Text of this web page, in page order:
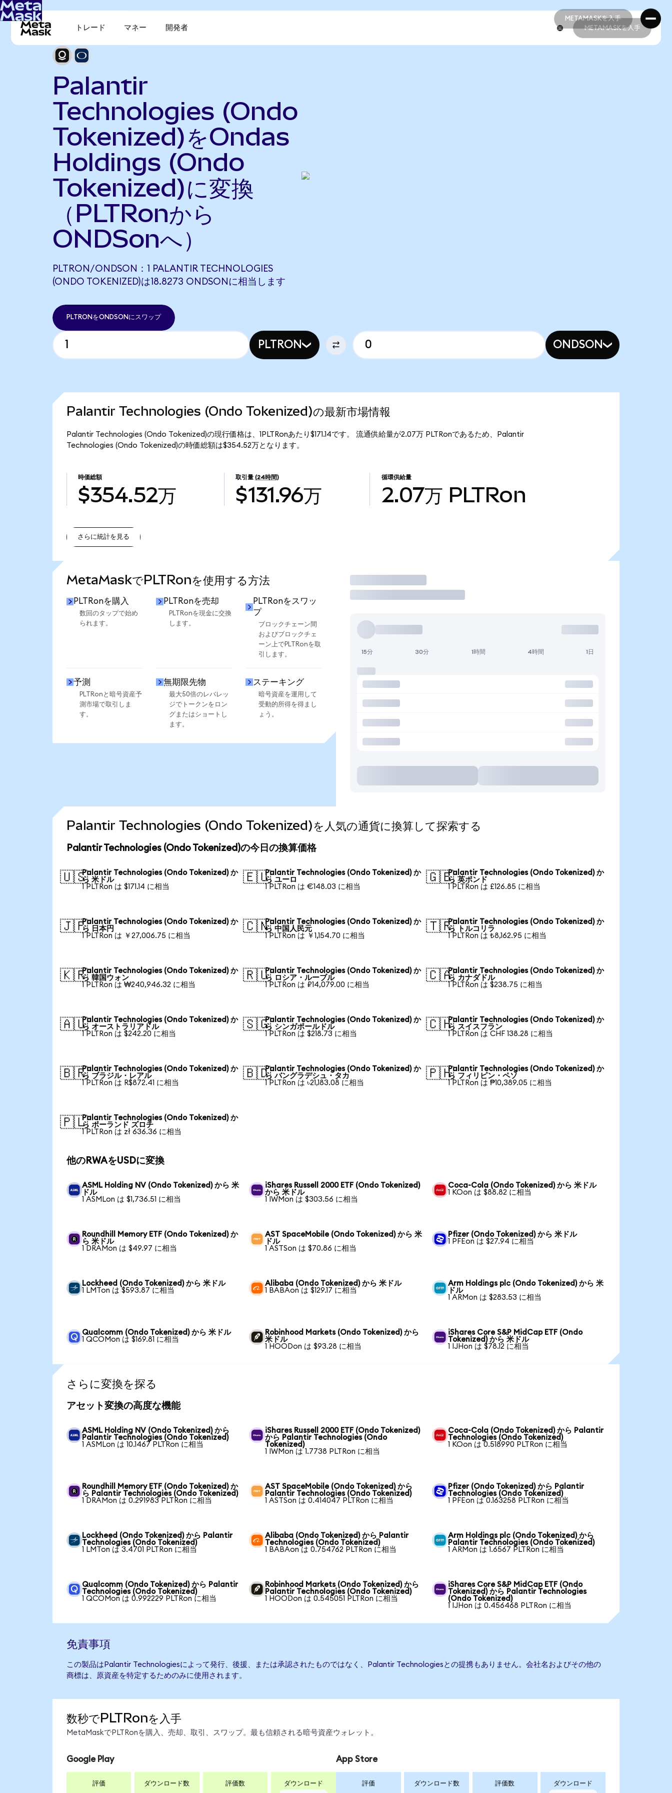
METAMASKを入手
METAMASKを入手
トレード マネー 開発者 METAMASKを入手
Palantir
Technologies (Ondo
Tokenized)をOndas
Holdings (Ondo
Tokenized)に変換
（PLTRonから
ONDSonへ）
PLTRON/ONDSON：1 PALANTIR TECHNOLOGIES
(ONDO TOKENIZED)は18.8273 ONDSONに相当します
PLTRONをONDSONにスワップ
PLTRON ONDSON
Palantir Technologies (Ondo Tokenized)の最新市場情報
Palantir Technologies (Ondo Tokenized)の現行価格は、1PLTRonあたり$171.14です。 流通供給量が2.07万 PLTRonであるため、Palantir
Technologies (Ondo Tokenized)の時価総額は$354.52万となります。
時価総額
$354.52万
取引量 (24時間)
$131.96万
循環供給量
2.07万 PLTRon
さらに統計を見る
MetaMaskでPLTRonを使用する方法
PLTRonを購入
数回のタップで始め
られます。
PLTRonを売却
PLTRonを現金に交換
します。
PLTRonをスワッ
プ
ブロックチェーン間
およびブロックチェ
ーン上でPLTRonを取
引します。
予測
PLTRonと暗号資産予
測市場で取引しま
す。
無期限先物
最大50倍のレバレッ
ジでトークンをロン
グまたはショートし
ます。
ステーキング
暗号資産を運用して
受動的所得を得まし
ょう。
取引
15分 30分 1時間 4時間 1日
Palantir Technologies (Ondo Tokenized)を人気の通貨に換算して探索する
Palantir Technologies (Ondo Tokenized)の今日の換算価格
🇺🇸Palantir Technologies (Ondo Tokenized) か
ら 米ドル
1 PLTRon は $171.14 に相当
🇪🇺Palantir Technologies (Ondo Tokenized) か
ら ユーロ
1 PLTRon は €148.03 に相当
🇬🇧Palantir Technologies (Ondo Tokenized) か
ら 英ポンド
1 PLTRon は £126.85 に相当
🇯🇵Palantir Technologies (Ondo Tokenized) か
ら 日本円
1 PLTRon は ￥27,006.75 に相当
🇨🇳Palantir Technologies (Ondo Tokenized) か
ら 中国人民元
1 PLTRon は ￥1,154.70 に相当
🇹🇷Palantir Technologies (Ondo Tokenized) か
ら トルコリラ
1 PLTRon は ₺8,162.95 に相当
🇰🇷Palantir Technologies (Ondo Tokenized) か
ら 韓国ウォン
1 PLTRon は ₩240,946.32 に相当
🇷🇺Palantir Technologies (Ondo Tokenized) か
ら ロシア・ルーブル
1 PLTRon は ₽14,079.00 に相当
🇨🇦Palantir Technologies (Ondo Tokenized) か
ら カナダドル
1 PLTRon は $238.75 に相当
🇦🇺Palantir Technologies (Ondo Tokenized) か
ら オーストラリアドル
1 PLTRon は $242.20 に相当
🇸🇬Palantir Technologies (Ondo Tokenized) か
ら シンガポールドル
1 PLTRon は $218.73 に相当
🇨🇭Palantir Technologies (Ondo Tokenized) か
ら スイスフラン
1 PLTRon は CHF 138.28 に相当
🇧🇷Palantir Technologies (Ondo Tokenized) か
ら ブラジル・レアル
1 PLTRon は R$872.41 に相当
🇧🇩Palantir Technologies (Ondo Tokenized) か
ら バングラデシュ・タカ
1 PLTRon は ৳21,183.08 に相当
🇵🇭Palantir Technologies (Ondo Tokenized) か
ら フィリピン・ペソ
1 PLTRon は ₱10,389.05 に相当
🇵🇱Palantir Technologies (Ondo Tokenized) か
ら ポーランド ズロチ
1 PLTRon は zł 636.36 に相当
他のRWAをUSDに変換
ASML Holding NV (Ondo Tokenized) から 米
ドル
1 ASMLon は $1,736.51 に相当
iShares Russell 2000 ETF (Ondo Tokenized)
から 米ドル
1 IWMon は $303.56 に相当
Coca-Cola (Ondo Tokenized) から 米ドル
1 KOon は $88.82 に相当
Roundhill Memory ETF (Ondo Tokenized) か
ら 米ドル
1 DRAMon は $49.97 に相当
AST SpaceMobile (Ondo Tokenized) から 米
ドル
1 ASTSon は $70.86 に相当
Pfizer (Ondo Tokenized) から 米ドル
1 PFEon は $27.94 に相当
Lockheed (Ondo Tokenized) から 米ドル
1 LMTon は $593.87 に相当
Alibaba (Ondo Tokenized) から 米ドル
1 BABAon は $129.17 に相当
Arm Holdings plc (Ondo Tokenized) から 米
ドル
1 ARMon は $283.53 に相当
Qualcomm (Ondo Tokenized) から 米ドル
1 QCOMon は $169.81 に相当
Robinhood Markets (Ondo Tokenized) から
米ドル
1 HOODon は $93.28 に相当
iShares Core S&P MidCap ETF (Ondo
Tokenized) から 米ドル
1 IJHon は $78.12 に相当
さらに変換を探る
アセット変換の高度な機能
ASML Holding NV (Ondo Tokenized) から
Palantir Technologies (Ondo Tokenized)
1 ASMLon は 10.1467 PLTRon に相当
iShares Russell 2000 ETF (Ondo Tokenized)
から Palantir Technologies (Ondo
Tokenized)
1 IWMon は 1.7738 PLTRon に相当
Coca-Cola (Ondo Tokenized) から Palantir
Technologies (Ondo Tokenized)
1 KOon は 0.518990 PLTRon に相当
Roundhill Memory ETF (Ondo Tokenized) か
ら Palantir Technologies (Ondo Tokenized)
1 DRAMon は 0.291983 PLTRon に相当
AST SpaceMobile (Ondo Tokenized) から
Palantir Technologies (Ondo Tokenized)
1 ASTSon は 0.414047 PLTRon に相当
Pfizer (Ondo Tokenized) から Palantir
Technologies (Ondo Tokenized)
1 PFEon は 0.163258 PLTRon に相当
Lockheed (Ondo Tokenized) から Palantir
Technologies (Ondo Tokenized)
1 LMTon は 3.4701 PLTRon に相当
Alibaba (Ondo Tokenized) から Palantir
Technologies (Ondo Tokenized)
1 BABAon は 0.754762 PLTRon に相当
Arm Holdings plc (Ondo Tokenized) から
Palantir Technologies (Ondo Tokenized)
1 ARMon は 1.6567 PLTRon に相当
Qualcomm (Ondo Tokenized) から Palantir
Technologies (Ondo Tokenized)
1 QCOMon は 0.992229 PLTRon に相当
Robinhood Markets (Ondo Tokenized) から
Palantir Technologies (Ondo Tokenized)
1 HOODon は 0.545051 PLTRon に相当
iShares Core S&P MidCap ETF (Ondo
Tokenized) から Palantir Technologies
(Ondo Tokenized)
1 IJHon は 0.456468 PLTRon に相当
免責事項
この製品はPalantir Technologiesによって発行、後援、または承認されたものではなく、Palantir Technologiesとの提携もありません。会社名およびその他の
商標は、原資産を特定するためのみに使用されます。
数秒でPLTRonを入手
MetaMaskでPLTRonを購入、売却、取引、スワップ。最も信頼される暗号資産ウォレット。
Google Play
評価 ダウンロード数 評価数 ダウンロード
App Store
評価 ダウンロード数 評価数 ダウンロード